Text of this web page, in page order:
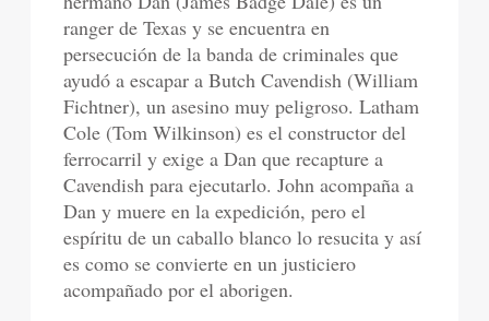
ranger de Texas y se encuentra en
persecución de la banda de criminales que
ayudó a escapar a Butch Cavendish (William
Fichtner), un asesino muy peligroso. Latham
Cole (Tom Wilkinson) es el constructor del
ferrocarril y exige a Dan que recapture a
Cavendish para ejecutarlo. John acompaña a
Dan y muere en la expedición, pero el
espíritu de un caballo blanco lo resucita y así
es como se convierte en un justiciero
acompañado por el aborigen.